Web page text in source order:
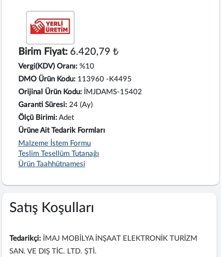
Birim Fiyat:6.420,79 ₺
Vergi(KDV) Oranı: %10
DMO Ürün Kodu: 113960 -K4495
Orijinal Ürün Kodu: İMJDAMS-15402
Garanti Süresi: 24 (Ay)
Ölçü Birimi: Adet
Ürüne Ait Tedarik Formları
Malzeme İstem Formu
Teslim Tesellüm Tutanağı
Ürün Taahhütnamesi
Satış Koşulları
Tedarikçi: İMAJ MOBİLYA İNŞAAT ELEKTRONİK TURİZM
SAN. VE DIŞ TİC. LTD. ŞTİ.